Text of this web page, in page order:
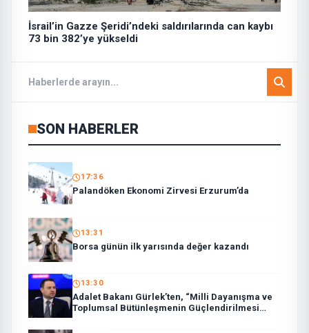
İsrail’in Gazze Şeridi’ndeki saldırılarında can kaybı
73 bin 382’ye yükseldi
SON HABERLER
17:36
Palandöken Ekonomi Zirvesi Erzurum’da
13:31
Borsa günün ilk yarısında değer kazandı
13:30
Adalet Bakanı Gürlek’ten, “Milli Dayanışma ve
Toplumsal Bütünleşmenin Güçlendirilmesi